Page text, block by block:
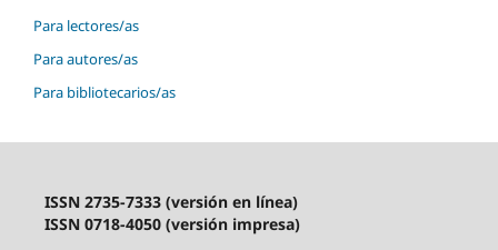
Para lectores/as
Para autores/as
Para bibliotecarios/as
ISSN 2735-7333 (versión en línea)
ISSN 0718-4050 (versión impresa)